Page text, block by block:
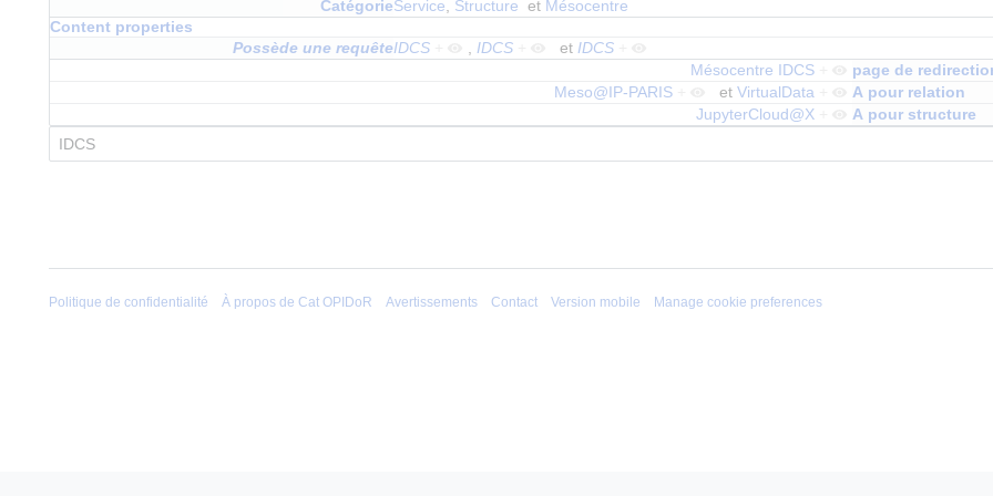
CatégorieService Structure et Mésocentre
Content properties
Possède une requêteIDCS IDCS et IDCS
page de
Mésocentre IDCS
A pour relation
Meso@IP-PARIS et VirtualData
A pour structure
JupyterCloud@X
Politique de confidentialité À propos de Cat OPIDoR Avertissements Contact Version mobile Manage cookie preferences